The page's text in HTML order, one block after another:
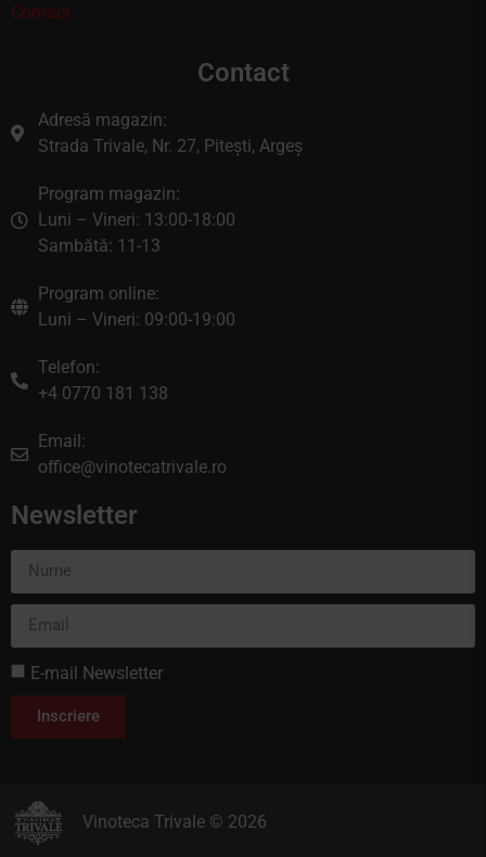
Contact
Contact
Adresă magazin:
Strada Trivale, Nr. 27, Pitești, Argeș
Program magazin:
Luni – Vineri: 13:00-18:00
Sambătă: 11-13
Program online:
Luni – Vineri: 09:00-19:00
Telefon:
+4 0770 181 138
Email:
office@vinotecatrivale.ro
Newsletter
E-mail Newsletter
Inscriere
Vinoteca Trivale © 2026